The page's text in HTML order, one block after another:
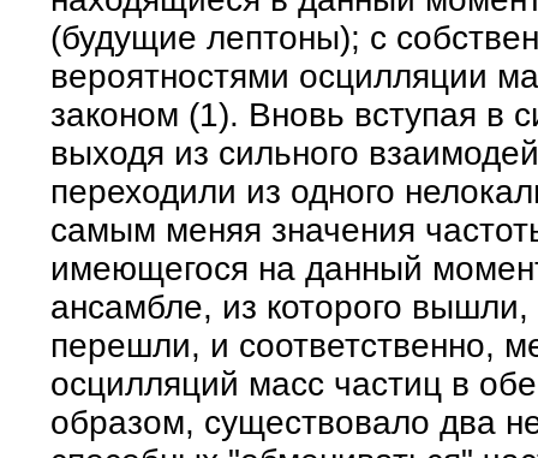
(будущие лептоны); с
вероятностями осцилляции
законом (1). Вновь вступая в
выходя из сильного
переходили из одного
самым меняя значения
имеющегося на данный
ансамбле, из которого
перешли, и соответственно,
осцилляций масс частиц в
образом, существовало два